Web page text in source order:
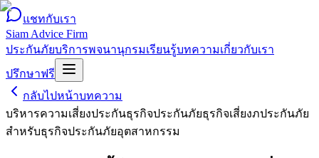
แชทกับเรา
Siam Advice Firm
ประกันภัยบริการพจนานุกรมเรียนรู้บทความเกี่ยวกับเรา
ปรึกษาฟรี
กลับไปหน้าบทความ
บริหารความเสี่ยงประกันธุรกิจประกันภัยธุรกิจเสี่ยงภประกันภัย
สำหรับธุรกิจประกันภัยอุตสาหกรรม